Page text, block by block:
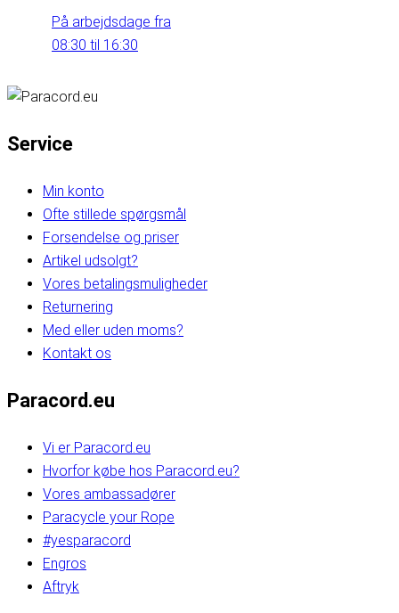
På arbejdsdage fra
08:30 til 16:30
Service
Min konto
Ofte stillede spørgsmål
Forsendelse og priser
Artikel udsolgt?
Vores betalingsmuligheder
Returnering
Med eller uden moms?
Kontakt os
Paracord.eu
Vi er Paracord.eu
Hvorfor købe hos Paracord.eu?
Vores ambassadører
Paracycle your Rope
#yesparacord
Engros
Aftryk